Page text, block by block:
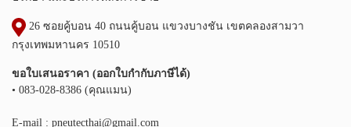
26 ซอยคู้บอน 40 ถนนคู้บอน แขวงบางชัน เขตคลองสามวา
กรุงเทพมหานคร 10510
ขอใบเสนอราคา (ออกใบกำกับภาษีได้)
• 083-028-8386 (คุณแมน)
E-mail : pneutecthai@gmail.com